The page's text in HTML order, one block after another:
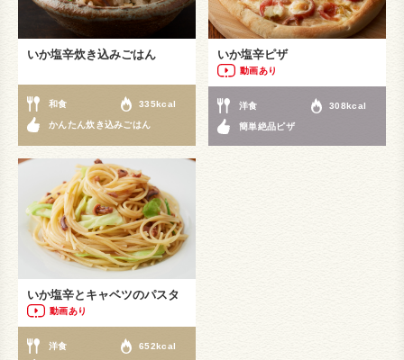
いか塩辛炊き込みごはん
和食 335kcal
かんたん炊き込みごはん
いか塩辛ピザ
動画あり
洋食 308kcal
簡単絶品ピザ
いか塩辛とキャベツのパスタ
動画あり
洋食 652kcal